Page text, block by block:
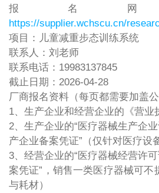
报名网
https://supplier.wchscu.cn/
项目：儿童减重步态训练系统
联系人：刘老师
联系电话：19983137845
截止日期：2026-04-28
厂商报名资料（每页都需要加盖公
1、生产企业和经营企业的《营业
2、生产企业的“医疗器械生产企
产企业备案凭证”（仅针对医疗设
3、经营企业的“医疗器械经营许
案凭证”，销售一类医疗器械可不
与耗材）